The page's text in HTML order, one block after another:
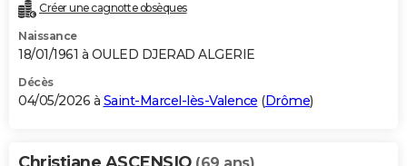
Destinations
City break
Voyage nature
Voyage de noces
Forum
Climat
+PHOTO
GUIDES D'ACHAT
BONS PLANS
Créer une cagnotte obsèques
Naissance
18/01/1961 à OULED DJERAD ALGERIE
Décès
04/05/2026 à Saint-Marcel-lès-Valence (Drôme)